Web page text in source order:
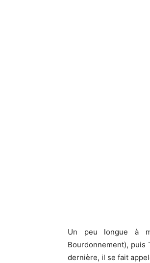
Un peu longue à
Bourdonnement), puis
dernière, il se fait